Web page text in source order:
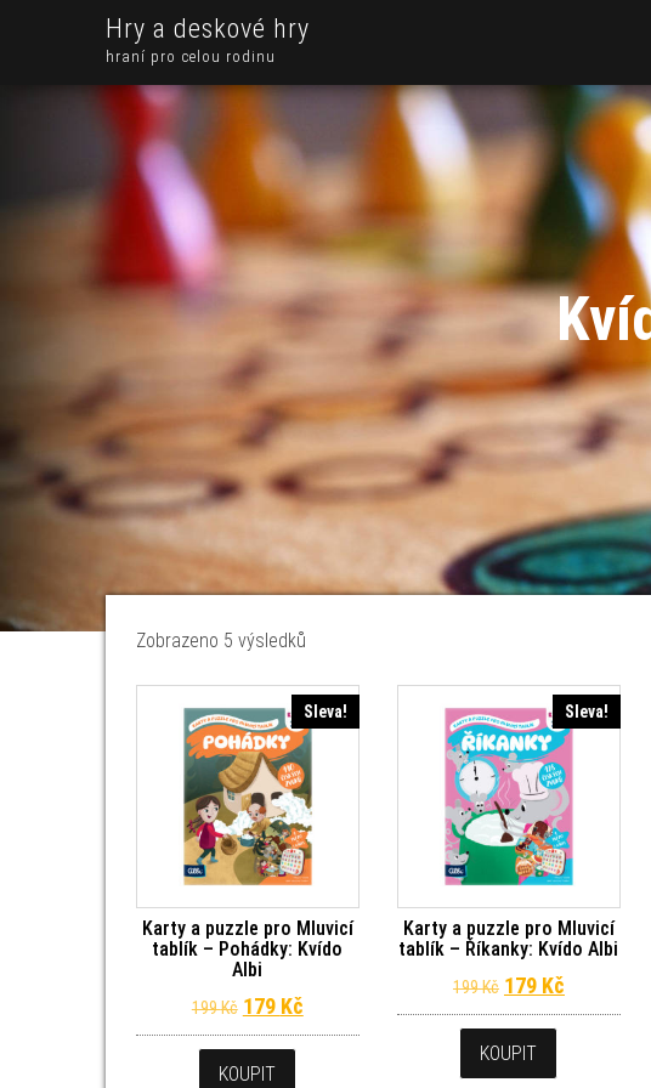
Hry a deskové hry
hraní pro celou rodinu
Zobrazeno 5 výsledků
Sleva!
Karty a puzzle pro Mluvicí
tablík – Pohádky: Kvído
Albi
199Kč Původní cena byla: 199 Kč.
179 KčAktuální cena je: 179 Kč.
KOUPIT
Sleva!
Karty a puzzle pro Mluvicí
tablík – Říkanky: Kvído Albi
199Kč Původní cena
179 KčAktuální
KOUPIT